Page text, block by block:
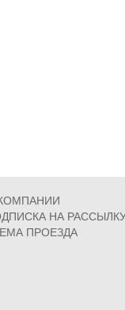
НА
ПРОЕЗДА